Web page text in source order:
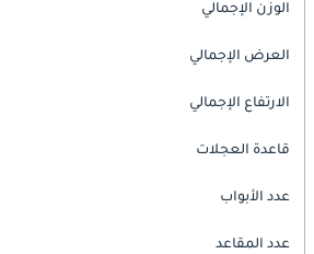
الوزن الإجمالي
العرض الإجمالي
الارتفاع الإجمالي
قاعدة العجلات
عدد الأبواب
عدد المقاعد